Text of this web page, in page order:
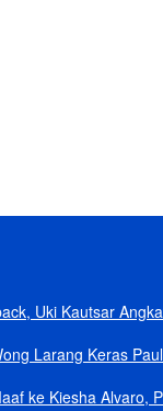
Uki Kautsar
Larang Keras
ke Kiesha Alvaro,